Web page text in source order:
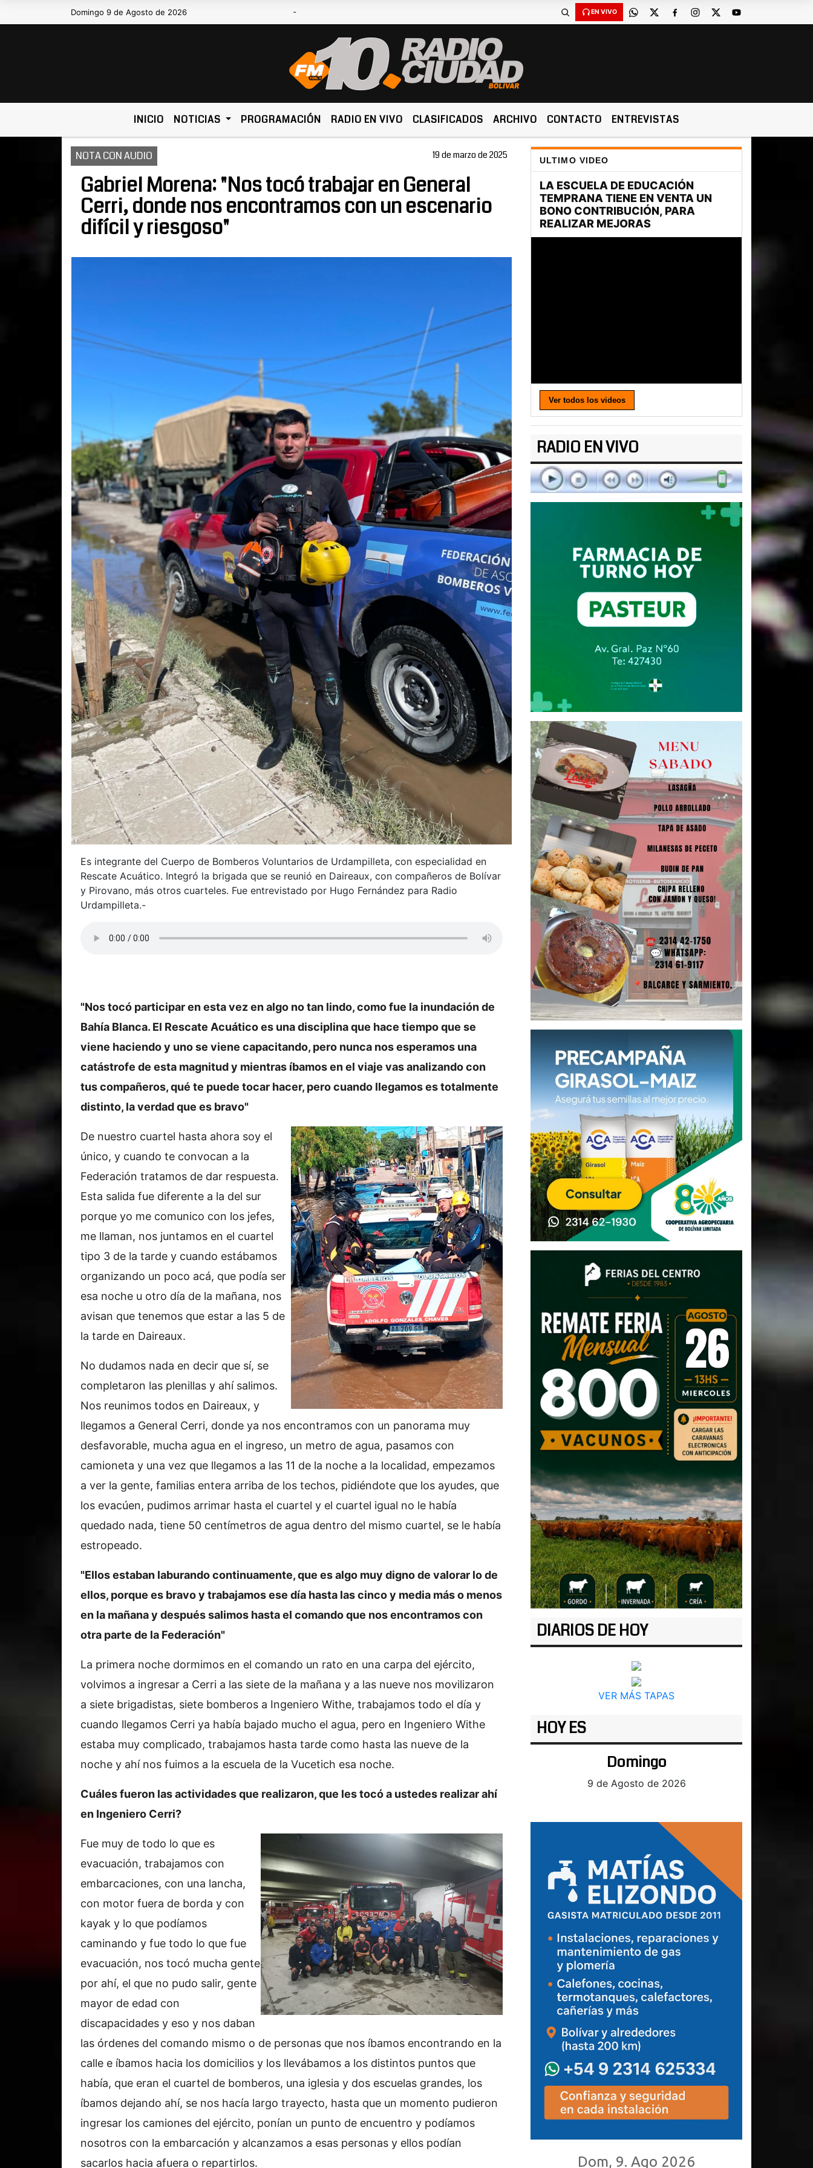
Domingo 9 de Agosto de 2026 Hoy es Domingo 9 de Agosto de 2026 y son las 04:33 -
EN VIVO
INICIO NOTICIAS PROGRAMACIÓN RADIO EN VIVO CLASIFICADOS ARCHIVO CONTACTO ENTREVISTAS
NOTA CON AUDIO 19 de marzo de 2025
Gabriel Morena: "Nos tocó trabajar en General
Cerri, donde nos encontramos con un escenario
difícil y riesgoso"
Es integrante del Cuerpo de Bomberos Voluntarios de Urdampilleta, con especialidad en
Rescate Acuático. Integró la brigada que se reunió en Daireaux, con compañeros de Bolívar
y Pirovano, más otros cuarteles. Fue entrevistado por Hugo Fernández para Radio
Urdampilleta.-
"Nos tocó participar en esta vez en algo no tan lindo, como fue la inundación de
Bahía Blanca. El Rescate Acuático es una disciplina que hace tiempo que se
viene haciendo y uno se viene capacitando, pero nunca nos esperamos una
catástrofe de esta magnitud y mientras íbamos en el viaje vas analizando con
tus compañeros, qué te puede tocar hacer, pero cuando llegamos es totalmente
distinto, la verdad que es bravo"
De nuestro cuartel hasta ahora soy el
único, y cuando te convocan a la
Federación tratamos de dar respuesta.
Esta salida fue diferente a la del sur
porque yo me comunico con los jefes,
me llaman, nos juntamos en el cuartel
tipo 3 de la tarde y cuando estábamos
organizando un poco acá, que podía ser
esa noche u otro día de la mañana, nos
avisan que tenemos que estar a las 5 de
la tarde en Daireaux.
No dudamos nada en decir que sí, se
completaron las plenillas y ahí salimos.
Nos reunimos todos en Daireaux, y
llegamos a General Cerri, donde ya nos encontramos con un panorama muy
desfavorable, mucha agua en el ingreso, un metro de agua, pasamos con
camioneta y una vez que llegamos a las 11 de la noche a la localidad, empezamos
a ver la gente, familias entera arriba de los techos, pidiéndote que los ayudes, que
los evacúen, pudimos arrimar hasta el cuartel y el cuartel igual no le había
quedado nada, tiene 50 centímetros de agua dentro del mismo cuartel, se le había
estropeado.
"Ellos estaban laburando continuamente, que es algo muy digno de valorar lo de
ellos, porque es bravo y trabajamos ese día hasta las cinco y media más o menos
en la mañana y después salimos hasta el comando que nos encontramos con
otra parte de la Federación"
La primera noche dormimos en el comando un rato en una carpa del ejército,
volvimos a ingresar a Cerri a las siete de la mañana y a las nueve nos movilizaron
a siete brigadistas, siete bomberos a Ingeniero Withe, trabajamos todo el día y
cuando llegamos Cerri ya había bajado mucho el agua, pero en Ingeniero Withe
estaba muy complicado, trabajamos hasta tarde como hasta las nueve de la
noche y ahí nos fuimos a la escuela de la Vucetich esa noche.
Cuáles fueron las actividades que realizaron, que les tocó a ustedes realizar ahí
en Ingeniero Cerri?
Fue muy de todo lo que es
evacuación, trabajamos con
embarcaciones, con una lancha,
con motor fuera de borda y con
kayak y lo que podíamos
caminando y fue todo lo que fue
evacuación, nos tocó mucha gente
por ahí, el que no pudo salir, gente
mayor de edad con
discapacidades y eso y nos daban
las órdenes del comando mismo o de personas que nos íbamos encontrando en la
calle e íbamos hacia los domicilios y los llevábamos a los distintos puntos que
había, que eran el cuartel de bomberos, una iglesia y dos escuelas grandes, los
íbamos dejando ahí, se nos hacía largo trayecto, hasta que un momento pudieron
ingresar los camiones del ejército, ponían un punto de encuentro y podíamos
nosotros con la embarcación y alcanzamos a esas personas y ellos podían
sacarlos hacia afuera o repartirlos.
ULTIMO VIDEO
Ver todos los videos
RADIO EN VIVO
DIARIOS DE HOY
VER MÁS TAPAS
HOY ES
Domingo
9 de Agosto de 2026